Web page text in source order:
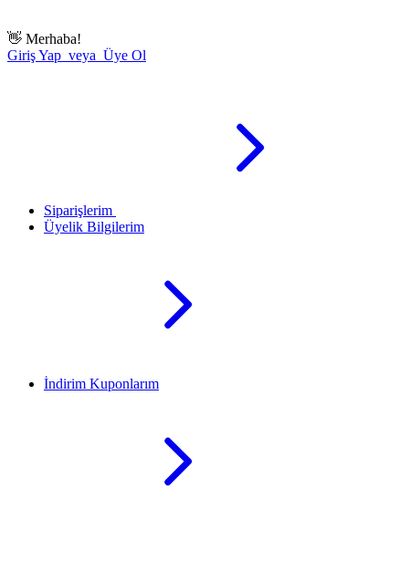
👋 Merhaba!
Giriş Yap veya Üye Ol
Siparişlerim
Üyelik Bilgilerim
İndirim Kuponlarım